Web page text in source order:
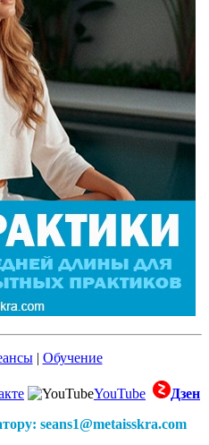
| Обучение
YouTube
Дзен
seans1@metaisskra.com